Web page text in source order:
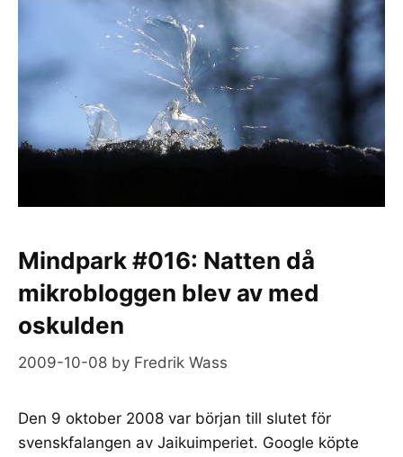
Mindpark #016: Natten då
mikrobloggen blev av med
oskulden
2009-10-08 by Fredrik Wass
Den 9 oktober 2008 var början till slutet för
svenskfalangen av Jaikuimperiet. Google köpte